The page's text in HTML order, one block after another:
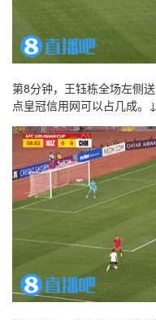
第8分钟，王钰栋全场左侧
点皇冠信用网可以占几成。↓